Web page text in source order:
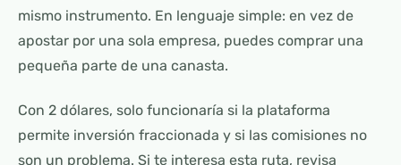
mismo instrumento. En lenguaje simple: en vez de
apostar por una sola empresa, puedes comprar una
pequeña parte de una canasta.
Con 2 dólares, solo funcionaría si la plataforma
permite inversión fraccionada y si las comisiones no
son un problema. Si te interesa esta ruta, revisa